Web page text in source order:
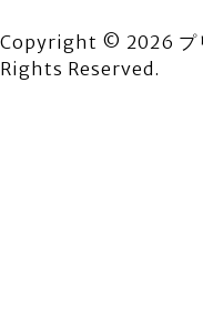
Copyright © 2026 プ
Rights Reserved.